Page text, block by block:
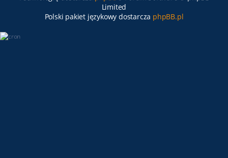
Limited
Polski pakiet językowy dostarcza phpBB.pl